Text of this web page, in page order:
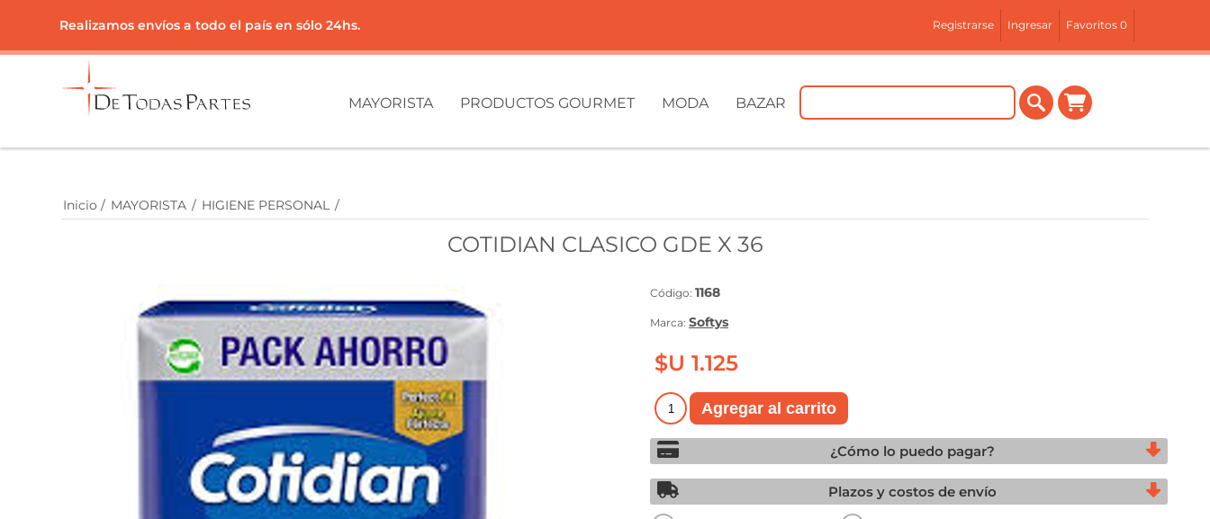
Realizamos envíos a todo el país en sólo 24hs. Registrarse Ingresar Favoritos 0
MAYORISTA PRODUCTOS GOURMET MODA BAZAR
Inicio / MAYORISTA / HIGIENE PERSONAL /
COTIDIAN CLASICO GDE X 36
Código: 1168
Marca: Softys
$U 1.125
¿Cómo lo puedo pagar?
Plazos y costos de envío